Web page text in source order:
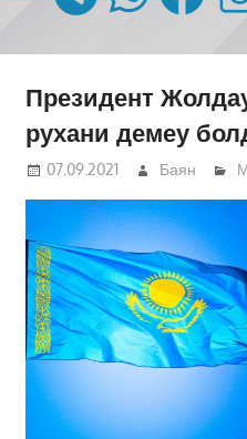
Президент
рухани демеу
07.09.2021 Баян